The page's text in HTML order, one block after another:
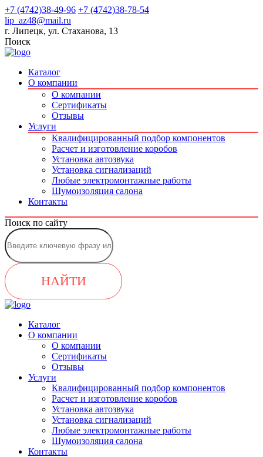
+7 (4742)38-49-96 +7 (4742)38-78-54
lip_az48@mail.ru
г. Липецк, ул. Стаханова, 13
Поиск
Каталог
О компании
О компании
Сертификаты
Отзывы
Услуги
Квалифицированный подбор компонентов
Расчет и изготовление коробов
Установка автозвука
Установка сигнализаций
Любые электромонтажные работы
Шумоизоляция салона
Контакты
Поиск по сайту
НАЙТИ
Каталог
О компании
О компании
Сертификаты
Отзывы
Услуги
Квалифицированный подбор компонентов
Расчет и изготовление коробов
Установка автозвука
Установка сигнализаций
Любые электромонтажные работы
Шумоизоляция салона
Контакты